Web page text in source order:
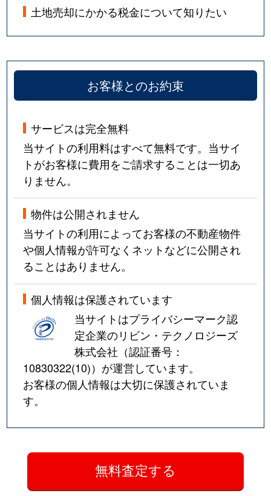
土地売却にかかる税金について知りたい
お客様とのお約束
サービスは完全無料
当サイトの利用料はすべて無料です。当サイ
トがお客様に費用をご請求することは一切あ
りません。
物件は公開されません
当サイトの利用によってお客様の不動産物件
や個人情報が許可なくネットなどに公開され
ることはありません。
個人情報は保護されています
当サイトはプライバシーマーク認
定企業のリビン・テクノロジーズ
株式会社（認証番号：
10830322(10)）が運営しています。
お客様の個人情報は大切に保護されていま
す。